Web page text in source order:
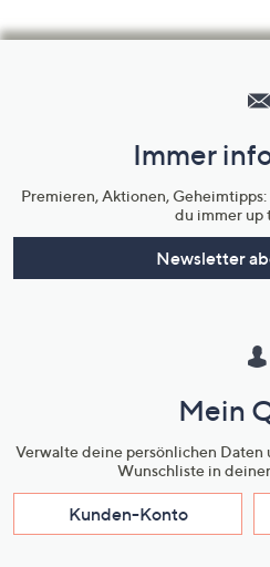
Immer
Premieren, Aktionen,
du immer up
Newsletter
Mein
Verwalte deine persönlichen
Wunschliste in
Kunden-Konto